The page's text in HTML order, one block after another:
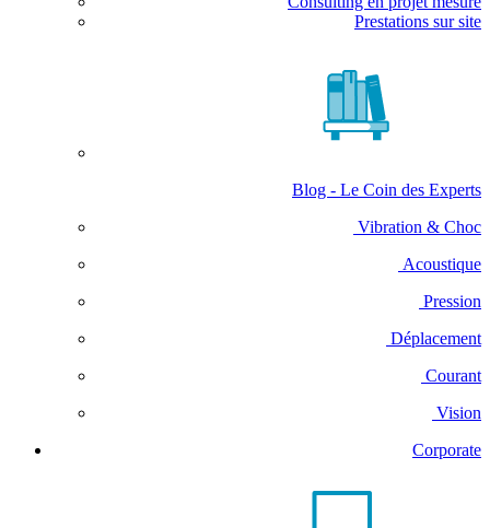
Prestations sur site
Blog - Le Coin des Experts
Vibration & Choc
Acoustique
Pression
Déplacement
Courant
Vision
Corporate